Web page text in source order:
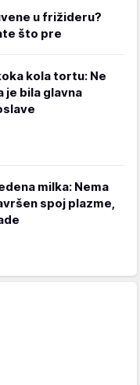
u frižideru?
što pre
kola tortu: Ne
je bila glavna
milka: Nema
spoj plazme,